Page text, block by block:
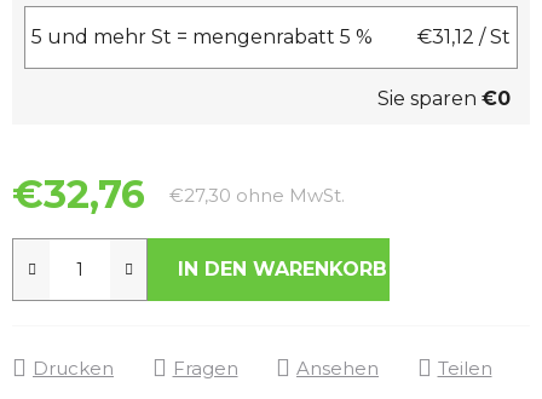
5 und mehr St = mengenrabatt 5 % €31,12 / St
Sie sparen €0
€32,76 €27,30 ohne MwSt.
IN DEN WARENKORB
Drucken Fragen Ansehen Teilen